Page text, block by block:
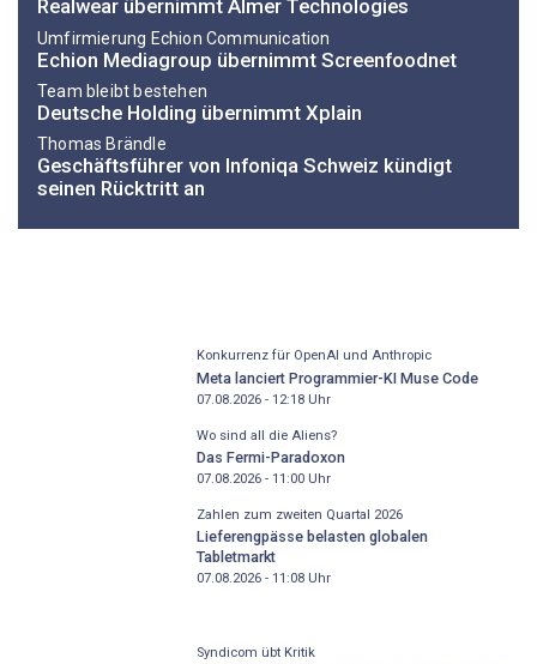
Realwear übernimmt Almer Technologies
Umfirmierung Echion Communication
Echion Mediagroup übernimmt Screenfoodnet
Team bleibt bestehen
Deutsche Holding übernimmt Xplain
Thomas Brändle
Geschäftsführer von Infoniqa Schweiz kündigt
seinen Rücktritt an
Konkurrenz für OpenAI und Anthropic
Meta lanciert Programmier-KI Muse Code
07.08.2026 - 12:18Uhr
Wo sind all die Aliens?
Das Fermi-Paradoxon
07.08.2026 - 11:00Uhr
Zahlen zum zweiten Quartal 2026
Lieferengpässe belasten globalen
Tabletmarkt
07.08.2026 - 11:08Uhr
Syndicom übt Kritik